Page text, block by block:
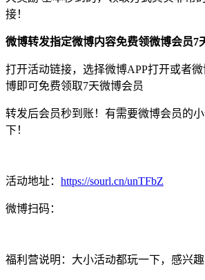
接！
微博转发指定微博内容免费领微博会员7
打开活动链接，选择微博APP打开或者
博即可免费领取7天微博会员
转发后会员秒到账！有需要微博会员的
下！
活动地址： https://sourl.cn/unTFbZ
微博扫码：
福利营说明：大小活动都玩一下，感兴趣